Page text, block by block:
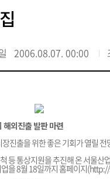
2006.08.07. 00:00
외진출 발판 마련
진출을 위한 좋은 기회가 열릴 전
등 통상지원을 추진해 온 서울산
을 8월 18일까지 홈페이지(